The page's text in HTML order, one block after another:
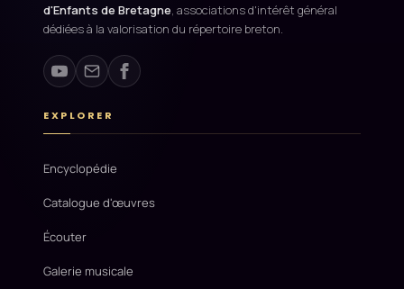
d'Enfants de Bretagne, associations d'intérêt général
dédiées à la valorisation du répertoire breton.
EXPLORER
Encyclopédie
Catalogue d'œuvres
Écouter
Galerie musicale